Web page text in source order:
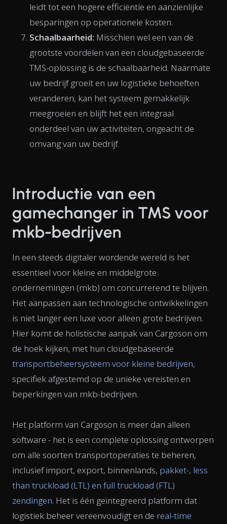
leidt tot een hogere efficiëntie en aanzienlijke
besparingen op operationele kosten.
Schaalbaarheid: Misschien wel een van de
grootste voordelen van een cloudgebaseerde
TMS-oplossing is de schaalbaarheid. Naarmate
uw bedrijf groeit en uw logistieke behoeften
veranderen, kan het systeem gemakkelijk
meegroeien en blijft het een integraal
onderdeel van uw activiteiten, ongeacht de
omvang van uw bedrijf.
Introductie van een
gamechanger in TMS voor
mkb-bedrijven
In een steeds digitaler wordende wereld is het
essentieel voor kleine en middelgrote
ondernemingen (mkb) om concurrerend te blijven.
Het aanpassen aan technologische ontwikkelingen
is niet langer een luxe voor alleen grote bedrijven.
Hier komt de holistische aanpak van Cargoson om
de hoek kijken, met hun cloudgebaseerde
transportbeheersysteem voor kleine bedrijven,
specifiek afgestemd op de unieke vereisten en
beperkingen van mkb-bedrijven.
Het platform van Cargoson is meer dan alleen
software - het is een complete oplossing ontworpen
om alle soorten transportoperaties te beheren,
inclusief import, export, binnenlands, pakket-, less
than truckload (LTL) en full truckload (FTL)
zendingen. Het is één geïntegreerd platform dat
logistiek beheer vereenvoudigt en de real-time